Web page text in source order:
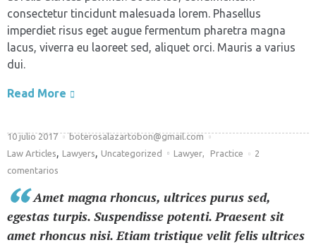
consectetur tincidunt malesuada lorem. Phasellus
imperdiet risus eget augue fermentum pharetra magna
lacus, viverra eu laoreet sed, aliquet orci. Mauris a varius
dui.
Read More
10 julio 2017
boterosalazartobon@gmail.com
Law Articles, Lawyers, Uncategorized Lawyer, Practice
2
comentarios
Amet magna rhoncus, ultrices purus sed,
egestas turpis. Suspendisse potenti. Praesent sit
amet rhoncus nisi. Etiam tristique velit felis ultrices